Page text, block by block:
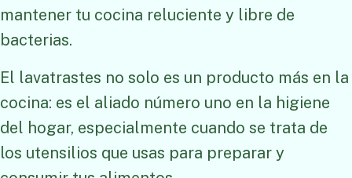
mantener tu cocina reluciente y libre de
bacterias.
El lavatrastes no solo es un producto más en la
cocina: es el aliado número uno en la higiene
del hogar, especialmente cuando se trata de
los utensilios que usas para preparar y